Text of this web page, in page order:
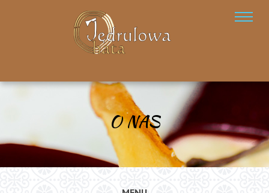
O NAS